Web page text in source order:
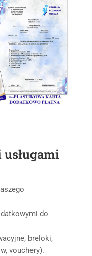
do
breloki,
vouchery).